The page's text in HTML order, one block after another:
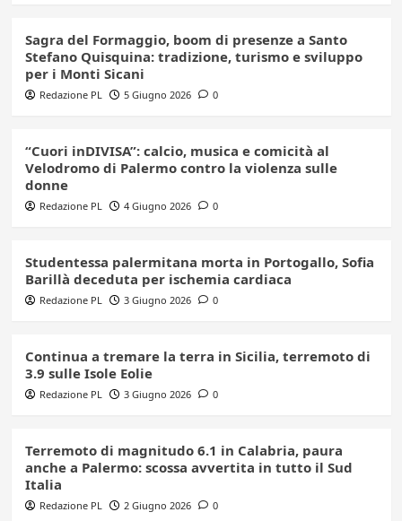
Sagra del Formaggio, boom di presenze a Santo
Stefano Quisquina: tradizione, turismo e sviluppo
per i Monti Sicani
Redazione PL 5 Giugno 2026 0
“Cuori inDIVISA”: calcio, musica e comicità al
Velodromo di Palermo contro la violenza sulle
donne
Redazione PL 4 Giugno 2026 0
Studentessa palermitana morta in Portogallo, Sofia
Barillà deceduta per ischemia cardiaca
Redazione PL 3 Giugno 2026 0
Continua a tremare la terra in Sicilia, terremoto di
3.9 sulle Isole Eolie
Redazione PL 3 Giugno 2026 0
Terremoto di magnitudo 6.1 in Calabria, paura
anche a Palermo: scossa avvertita in tutto il Sud
Italia
Redazione PL 2 Giugno 2026 0